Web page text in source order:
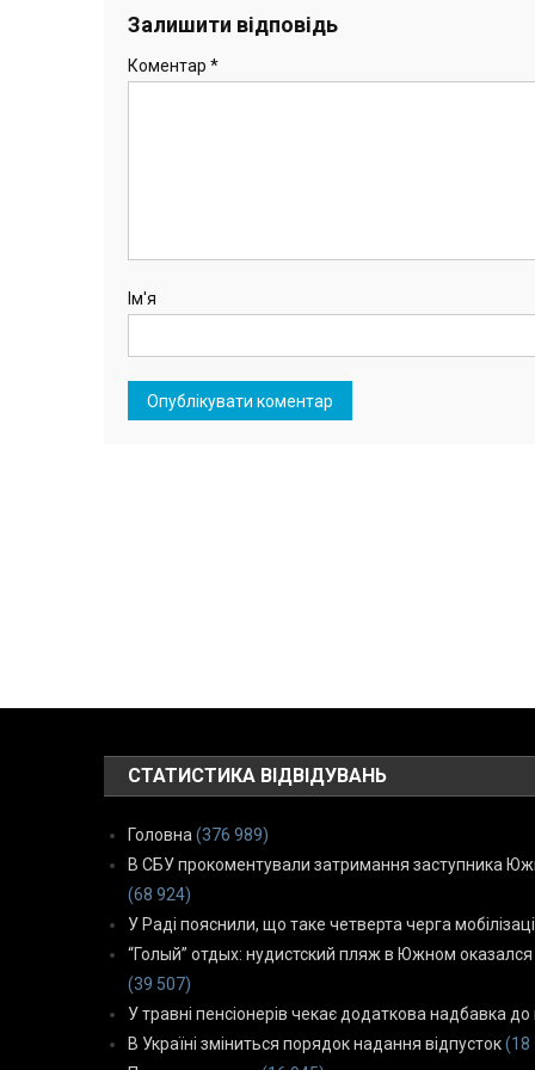
записів
Залишити відповідь
Коментар *
Ім'я
СТАТИСТИКА ВІДВІДУВАНЬ
Головна (376 989)
В СБУ прокоментували затримання заступника
(68 924)
У Раді пояснили, що таке четверта черга
“Голый” отдых: нудистский пляж в Южном
(39 507)
У травні пенсіонерів чекає додаткова надбавка до
В Україні зміниться порядок надання відпусток (18